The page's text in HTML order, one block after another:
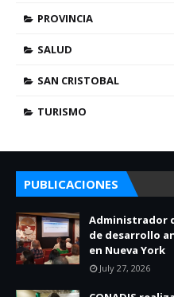
PROVINCIA
SALUD
SAN CRISTOBAL
TURISMO
PUBLICACIONES
Administrador
de desarrollo
en Nueva York
July 27, 2026